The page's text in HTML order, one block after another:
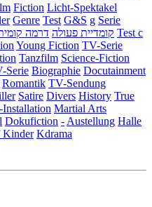
Fiction Licht-Spektakel
Genre Test G&S g Serie
קומדיית פעולה דרמה
Test c
Young Fiction TV-Serie
Tanzfilm Science-Fiction
Serie Biographie Docutainment
Romantik TV-Sendung
Satire Divers History True
Martial Arts
Dokufiction - Austellung Halle
Kinder Kdrama